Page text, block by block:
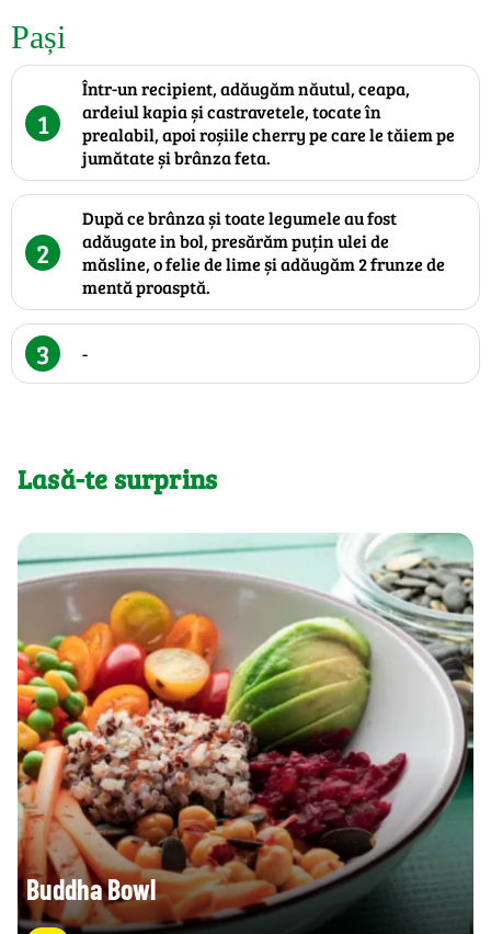
Pași
1
Într-un recipient, adăugăm năutul, ceapa,
ardeiul kapia și castravetele, tocate în
prealabil, apoi roșiile cherry pe care le tăiem pe
jumătate și brânza feta.
2
După ce brânza și toate legumele au fost
adăugate in bol, presărăm puțin ulei de
măsline, o felie de lime și adăugăm 2 frunze de
mentă proasptă.
3 -
Lasă-te surprins
Buddha Bowl